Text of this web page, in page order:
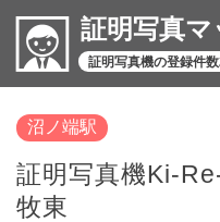
証明写真マ
証明写真機の登録件
沼ノ端駅
証明写真機Ki-
牧東